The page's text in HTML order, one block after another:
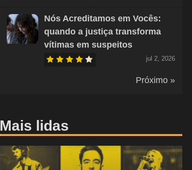
Nós Acreditamos em Vocês:
quando a justiça transforma
vítimas em suspeitos
jul 2, 2026
Próximo »
Mais lidas